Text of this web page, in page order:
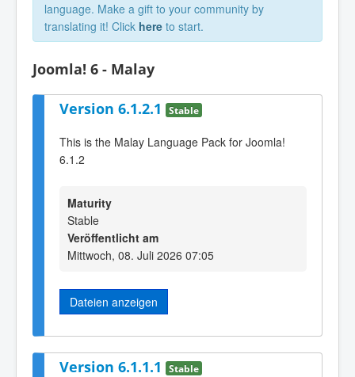
language. Make a gift to your community by
translating it! Click here to start.
Joomla! 6 - Malay
Version 6.1.2.1 Stable
This is the Malay Language Pack for Joomla!
6.1.2
Maturity
Stable
Veröffentlicht am
Mittwoch, 08. Juli 2026 07:05
Dateien anzeigen
Version 6.1.1.1 Stable